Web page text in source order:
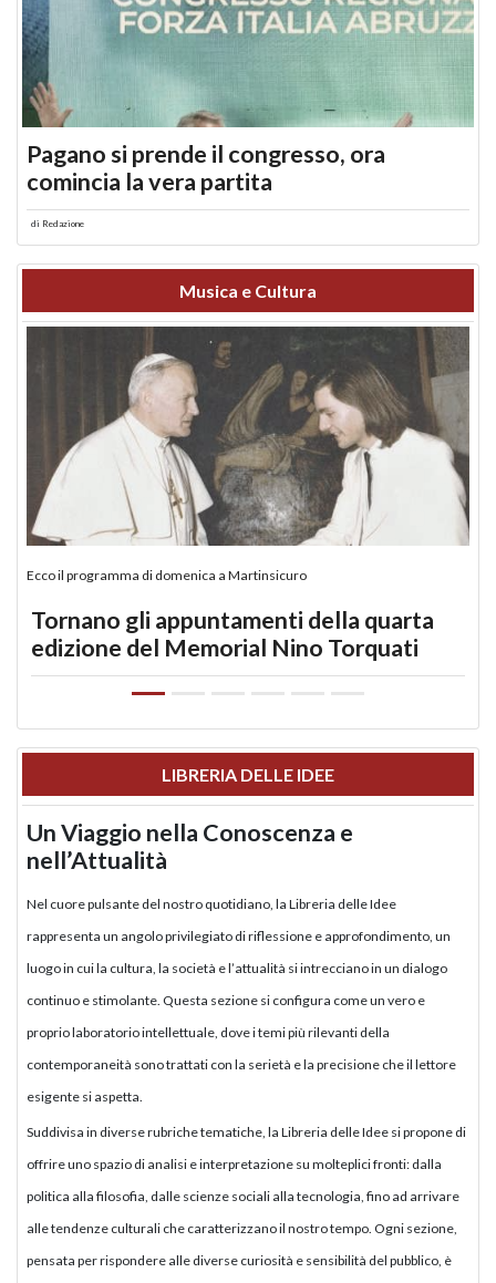
Pagano si prende il congresso, ora
comincia la vera partita
di Redazione
Musica e Cultura
Ecco il programma di domenica a Martinsicuro
Tornano gli appuntamenti della quarta
edizione del Memorial Nino Torquati
LIBRERIA DELLE IDEE
Un Viaggio nella Conoscenza e
nell’Attualità
Nel cuore pulsante del nostro quotidiano, la Libreria delle Idee
rappresenta un angolo privilegiato di riflessione e approfondimento, un
luogo in cui la cultura, la società e l’attualità si intrecciano in un dialogo
continuo e stimolante. Questa sezione si configura come un vero e
proprio laboratorio intellettuale, dove i temi più rilevanti della
contemporaneità sono trattati con la serietà e la precisione che il lettore
esigente si aspetta.
Suddivisa in diverse rubriche tematiche, la Libreria delle Idee si propone di
offrire uno spazio di analisi e interpretazione su molteplici fronti: dalla
politica alla filosofia, dalle scienze sociali alla tecnologia, fino ad arrivare
alle tendenze culturali che caratterizzano il nostro tempo. Ogni sezione,
pensata per rispondere alle diverse curiosità e sensibilità del pubblico, è